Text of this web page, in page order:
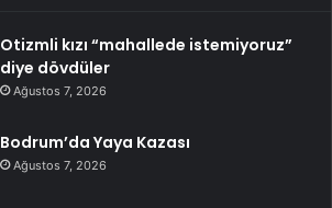
Otizmli kızı “mahallede istemiyoruz”
diye dövdüler
Ağustos 7, 2026
Bodrum’da Yaya Kazası
Ağustos 7, 2026